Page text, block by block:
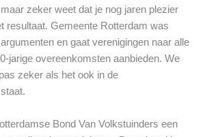
zeker weet dat je nog jaren plezier
resultaat. Gemeente Rotterdam was
en gaat verenigingen naar alle
jarige overeenkomsten aanbieden. We
zeker als het ook in de
Bond Van Volkstuinders een